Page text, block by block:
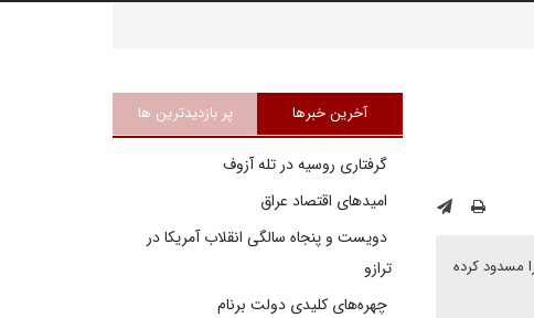
مسدود کرده
آخرین خبرها پر بازدیدترین ها
گرفتاری روسیه در تله آزوف
امیدهای اقتصاد عراق
دویست و پنجاه سالگی انقلاب آمریکا در
ترازو
چهره‌های کلیدی دولت برنام